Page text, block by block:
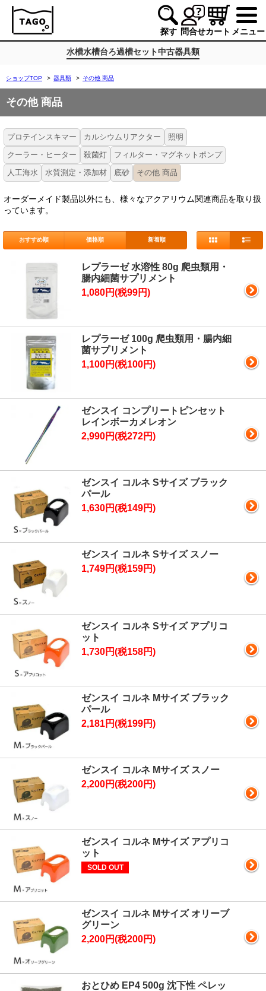
探す 問合せカート メニュー
水槽水槽台ろ過槽セット中古器具類
ショップTOP > 器具類 > その他 商品
その他 商品
プロテインスキマー カルシウムリアクター
照明
クーラー・ヒーター
殺菌灯
フィルター・マグネットポンプ
人工海水
水質測定・添加材 底砂 その他 商品
オーダーメイド製品以外にも、様々なアクアリウム関連商品を取り扱
っています。
おすすめ順 価格順 新着順
レプラーゼ 水溶性 80g 爬虫類用・
腸内細菌サプリメント
1,080円(税99円)
レプラーゼ 100g 爬虫類用・腸内細
菌サプリメント
1,100円(税100円)
ゼンスイ コンプリートピンセット
レインボーカメレオン
2,990円(税272円)
ゼンスイ コルネ Sサイズ ブラック
パール
1,630円(税149円)
ゼンスイ コルネ Sサイズ スノー
1,749円(税159円)
ゼンスイ コルネ Sサイズ アプリコ
ット
1,730円(税158円)
ゼンスイ コルネ Mサイズ ブラック
パール
2,181円(税199円)
ゼンスイ コルネ Mサイズ スノー
2,200円(税200円)
ゼンスイ コルネ Mサイズ アプリコ
ット
SOLD OUT
ゼンスイ コルネ Mサイズ オリーブ
グリーン
2,200円(税200円)
おとひめ EP4 500g 沈下性 ペレッ